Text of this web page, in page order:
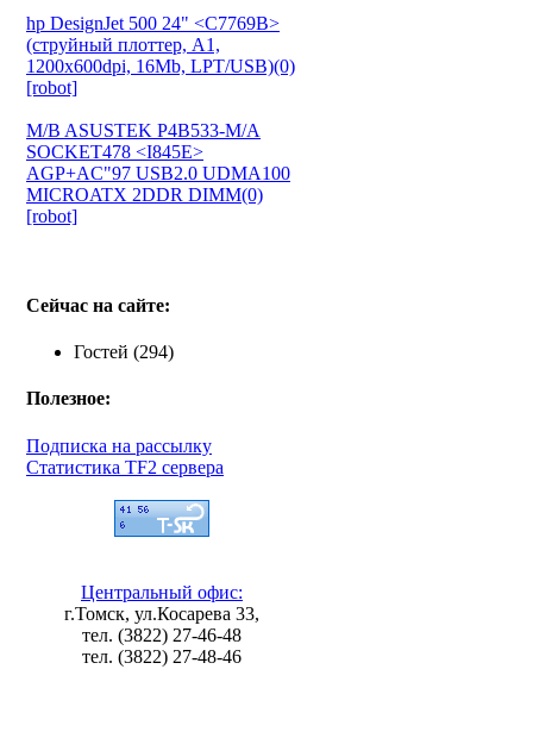
hp DesignJet 500 24" <C7769B>
(струйный плоттер, A1,
1200х600dpi, 16Mb, LPT/USB)(0)
[robot]
M/B ASUSTEK P4B533-M/A
SOCKET478 <I845E>
AGP+AC"97 USB2.0 UDMA100
MICROATX 2DDR DIMM(0)
[robot]
Сейчас на сайте:
Гостей (294)
Полезное:
Подписка на рассылку
Статистика TF2 сервера
Центральный офис:
г.Томск, ул.Косарева 33,
тел. (3822) 27-46-48
тел. (3822) 27-48-46